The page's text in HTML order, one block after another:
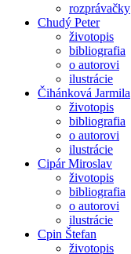
rozprávačky
Chudý Peter
životopis
bibliografia
o autorovi
ilustrácie
Čihánková Jarmila
životopis
bibliografia
o autorovi
ilustrácie
Cipár Miroslav
životopis
bibliografia
o autorovi
ilustrácie
Cpin Štefan
životopis